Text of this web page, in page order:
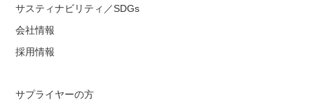
サスティナビリティ／SDGs
会社情報
採用情報
サプライヤーの方